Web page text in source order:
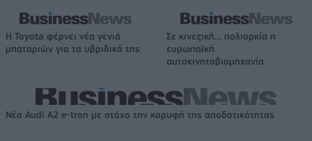
Η Toyota φέρνει νέα γενιά
μπαταριών για τα υβριδικά της
Σε κινεζική… πολιορκία η
ευρωπαϊκή
αυτοκινητοβιομηχανία
Νέο Audi A2 e-tron με στόχο την κορυφή της αποδοτικότητας